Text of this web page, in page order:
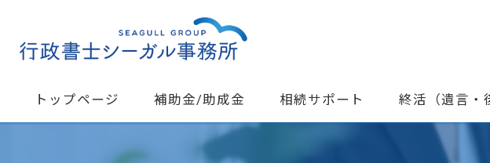
トップページ 補助金/助成金 相続サポート 終活（遺言・
遺言書作成支援